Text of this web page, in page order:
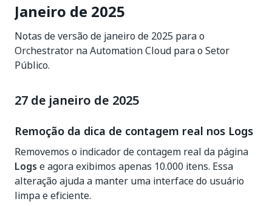
Janeiro de 2025
Notas de versão de janeiro de 2025 para o
Orchestrator na Automation Cloud para o Setor
Público.
27 de janeiro de 2025
Remoção da dica de contagem real nos Logs
Removemos o indicador de contagem real da página
Logs e agora exibimos apenas 10.000 itens. Essa
alteração ajuda a manter uma interface do usuário
limpa e eficiente.